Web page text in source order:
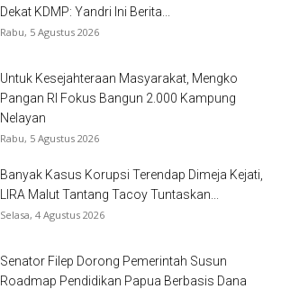
Dekat KDMP: Yandri Ini Berita...
Rabu, 5 Agustus 2026
Untuk Kesejahteraan Masyarakat, Mengko
Pangan RI Fokus Bangun 2.000 Kampung
Nelayan
Rabu, 5 Agustus 2026
Banyak Kasus Korupsi Terendap Dimeja Kejati,
LIRA Malut Tantang Tacoy Tuntaskan...
Selasa, 4 Agustus 2026
Senator Filep Dorong Pemerintah Susun
Roadmap Pendidikan Papua Berbasis Dana